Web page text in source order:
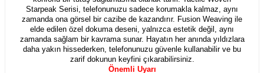
Starpeak Serisi, telefonunuzu sadece korumakla kalmaz, aynı
zamanda ona görsel bir cazibe de kazandırır. Fusion Weaving ile
elde edilen özel dokuma deseni, yalnızca estetik değil, aynı
zamanda sağlam bir kavrama sunar. Hayatın her anında yıldızlara
daha yakın hissederken, telefonunuzu güvenle kullanabilir ve bu
zarif dokunun keyfini çıkarabilirsiniz.
Önemli Uyarı